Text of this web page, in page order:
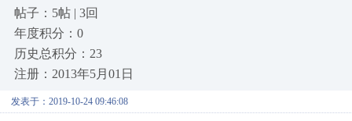
帖子：5帖 | 3回
年度积分：0
历史总积分：23
注册：2013年5月01日
发表于：2019-10-24 09:46:08